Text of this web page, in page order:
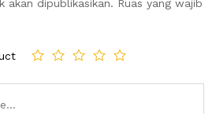
akan dipublikasikan. Ruas yang wajib